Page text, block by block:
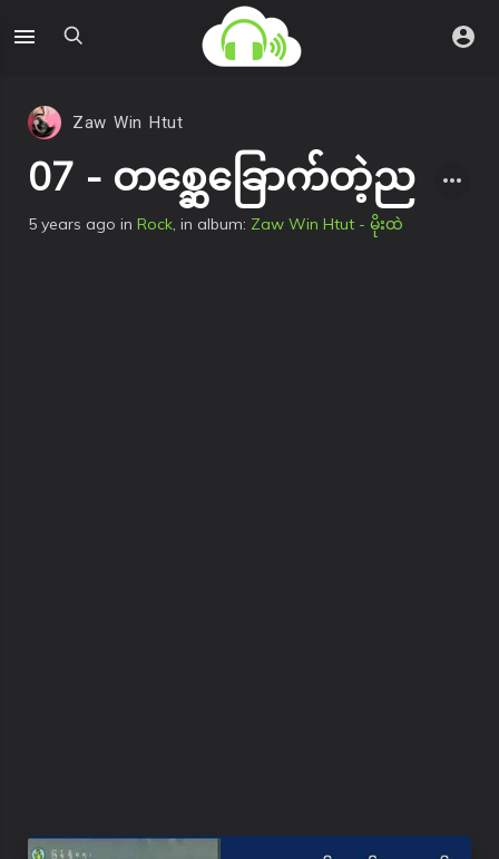
Zaw Win Htut
07 - တစ္ဆေခြောက်တဲ့ည
5 years ago in Rock, in album: Zaw Win Htut - မိုးထဲ